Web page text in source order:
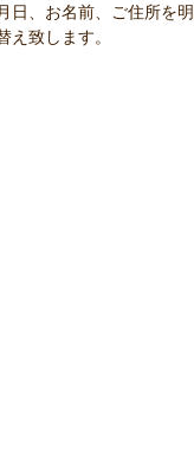
日、お名前、ご住所を
え致します。